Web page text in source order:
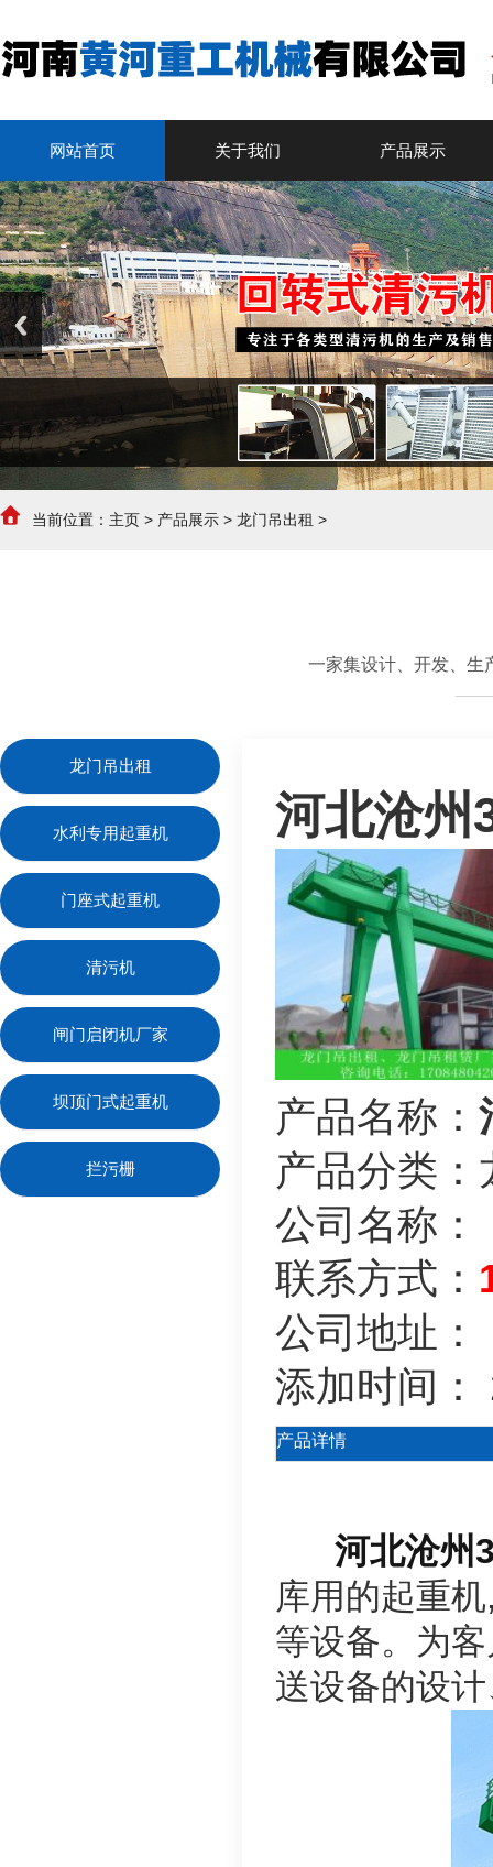
网站首页 关于我们 产品展示
当前位置： 主页 > 产品展示 > 龙门吊出租 >
一家集设计、开发、生
龙门吊出租
水利专用起重机
门座式起重机
清污机
闸门启闭机厂家
坝顶门式起重机
拦污栅
河北沧州
产品名称：
产品分类：
公司名称：
联系方式：
公司地址：
添加时间：
产品详情
河北沧州
库用的起重
等设备。为
送设备的设